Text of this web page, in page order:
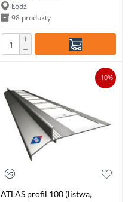
Łódź
98 produkty
+
−
-10%
ATLAS profil 100 (listwa,